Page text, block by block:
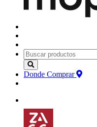
Donde Comprar